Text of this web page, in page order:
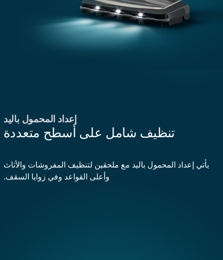
إعداد المحمول باليد
تنظيف شامل على أسطح متعددة
يأتي إعداد المحمول باليد مع ملحقين لتنظيف المفروشات والأثاث
وأعلى القواعد وفي زوايا السقف.